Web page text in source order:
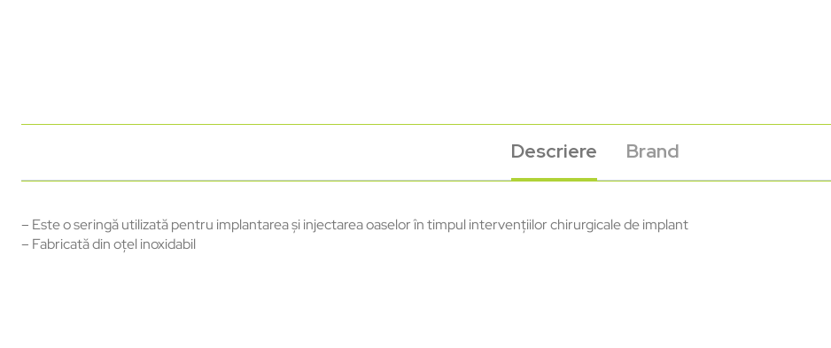
Descriere Brand
– Este o seringă utilizată pentru implantarea și injectarea oaselor în timpul intervențiilor chirurgicale de implant
– Fabricată din oțel inoxidabil